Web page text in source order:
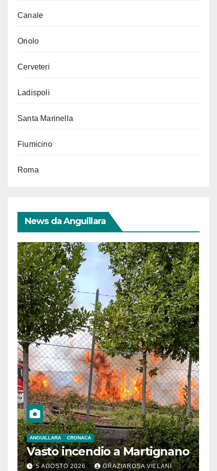
Canale
Oriolo
Cerveteri
Ladispoli
Santa Marinella
Fiumicino
Roma
News da Anguillara
ANGUILLARA CRONACA
Vasto incendio a Martignano
5 AGOSTO 2026 GRAZIAROSA VILLANI